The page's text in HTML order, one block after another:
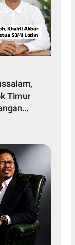
Timur